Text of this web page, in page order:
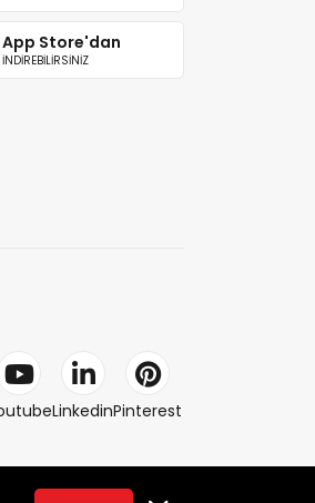
App Store'dan
İNDİREBİLİRSİNİZ
LinkedinPinterest